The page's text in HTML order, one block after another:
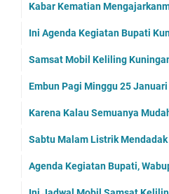
Kabar Kematian
Ini Agenda Kegiatan Bupati
Samsat Mobil Keliling
Embun Pagi Minggu 25
Karena Kalau Semuanya
Sabtu Malam Listrik
Agenda Kegiatan Bupati,